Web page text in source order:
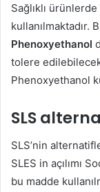
Sağlıklı
kullanılmaktadır.
Phenoxyethanol
tolere
Phenoxyethanol
SLS
SLS’nin
SLES in açılımı
bu madde